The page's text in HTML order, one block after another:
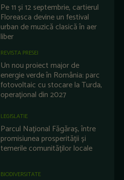
Pe 11 și 12 septembrie, cartierul
Floreasca devine un festival
urban de muzică clasică în aer
liber
REVISTA PRESEI
Un nou proiect major de
energie verde în România: parc
fotovoltaic cu stocare la Turda,
operațional din 2027
LEGISLATIE
Parcul Național Făgăraș, între
promisiunea prosperității și
temerile comunităților locale
BIODIVERSITATE